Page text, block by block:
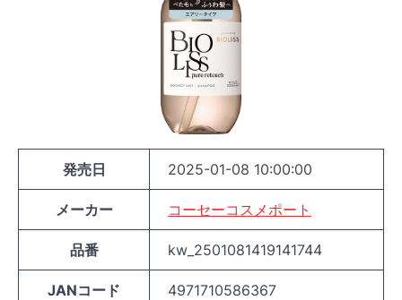
発売日 2025-01-08 10:00:00
メーカー コーセーコスメポート
品番 kw_2501081419141744
JANコード 4971710586367